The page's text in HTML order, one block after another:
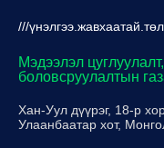
///
Мэдээлэл цуглуулалт,
боловсруулалтын
Хан-Уул дүүрэг, 18-р
Улаанбаатар хот,